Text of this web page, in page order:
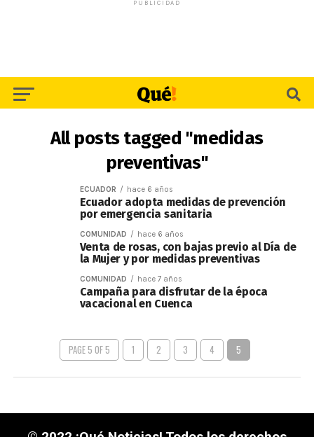
PUBLICIDAD
All posts tagged "medidas
preventivas"
ECUADOR hace 6 años
Ecuador adopta medidas de prevención
por emergencia sanitaria
COMUNIDAD hace 6 años
Venta de rosas, con bajas previo al Día de
la Mujer y por medidas preventivas
COMUNIDAD hace 7 años
Campaña para disfrutar de la época
vacacional en Cuenca
PAGE 5 OF 5 1 2 3 4 5